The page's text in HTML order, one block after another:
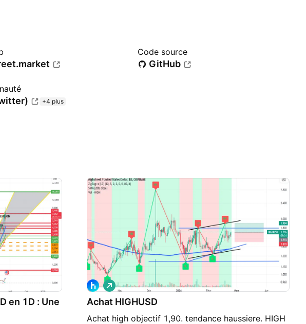
Code source
GitHub
+4 plus
en 1D : Une
Achat HIGHUSD
Achat high objectif 1,90. tendance haussiere. HIGH
L
o
n